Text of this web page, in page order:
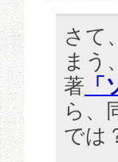
さて
まう
著
ら、
では